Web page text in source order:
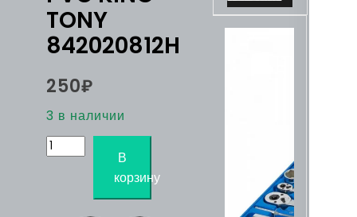
TONY
842020812H
250₽
3 в наличии
Количество
товара
наборов
В
корзину